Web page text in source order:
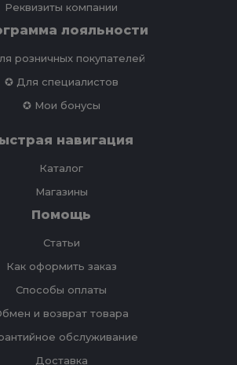
Реквизиты компании
лояльности
розничных покупателей
✪ Для специалистов
✪ Мои бонусы
навигация
Каталог
Магазины
Помощь
Статьи
Как оформить заказ
Способы оплаты
и возврат товара
обслуживание
Доставка